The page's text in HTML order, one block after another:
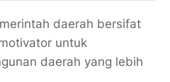
daerah bersifat
untuk
daerah yang lebih